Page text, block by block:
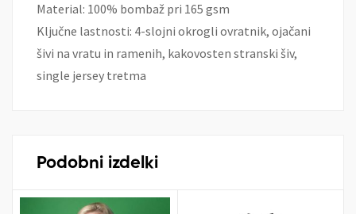
Material: 100% bombaž pri 165 gsm
Ključne lastnosti: 4-slojni okrogli ovratnik, ojačani
šivi na vratu in ramenih, kakovosten stranski šiv,
single jersey tretma
Podobni izdelki